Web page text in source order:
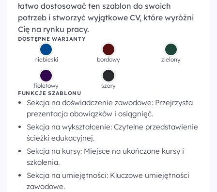
łatwo dostosować ten szablon do swoich
potrzeb i stworzyć wyjątkowe CV, które wyróżni
Cię na rynku pracy.
DOSTĘPNE WARIANTY
niebieski bordowy zielony
fioletowy szary
FUNKCJE SZABLONU
Sekcja na doświadczenie zawodowe: Przejrzysta
prezentacja obowiązków i osiągnięć.
Sekcja na wykształcenie: Czytelne przedstawienie
ścieżki edukacyjnej.
Sekcja na kursy: Miejsce na ukończone kursy i
szkolenia.
Sekcja na umiejętności: Kluczowe umiejętności
zawodowe.